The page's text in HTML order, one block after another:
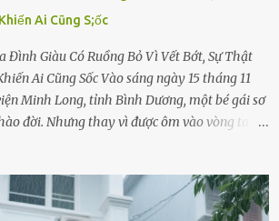
Ai Cũng S;ốc
Đình Giàu Có Ruồng Bỏ Vì Vết Bớt, Sự Thật
Ai Cũng Sốc Vào sáng ngày 15 tháng 11
Minh Long, tỉnh Bình Dương, một bé gái sơ
đời. Nhưng thay vì được ôm vào vòng tay
ông Trần Quốc Tùng xem như điềm gở. Ông
quyền lực có tiếng ở Bình Dương, cùng vợ là